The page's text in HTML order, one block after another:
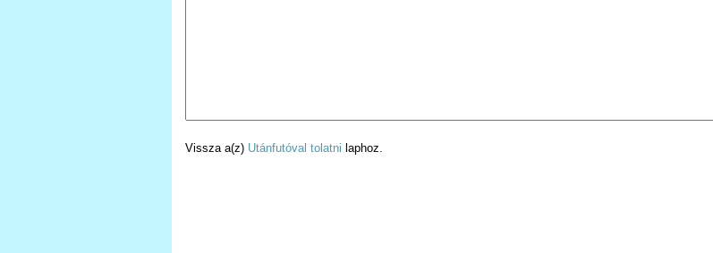
Vissza a(z) Utánfutóval tolatni laphoz.